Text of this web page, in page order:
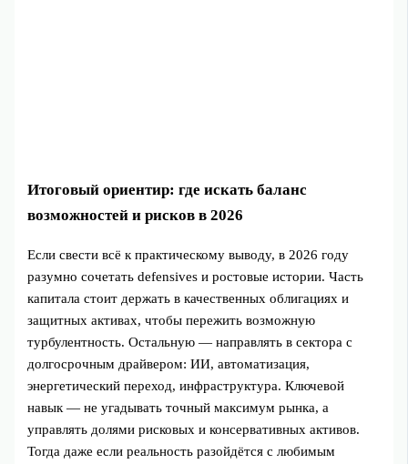
Итоговый ориентир: где искать баланс
возможностей и рисков в 2026
Если свести всё к практическому выводу, в 2026 году
разумно сочетать defensives и ростовые истории. Часть
капитала стоит держать в качественных облигациях и
защитных активах, чтобы пережить возможную
турбулентность. Остальную — направлять в сектора с
долгосрочным драйвером: ИИ, автоматизация,
энергетический переход, инфраструктура. Ключевой
навык — не угадывать точный максимум рынка, а
управлять долями рисковых и консервативных активов.
Тогда даже если реальность разойдётся с любимым